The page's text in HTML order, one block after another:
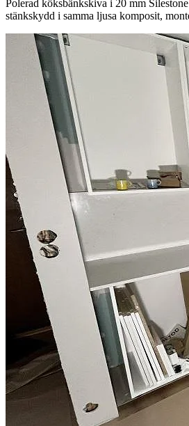
Polerad köksbänkskiva i 20 mm
stänkskydd i samma ljusa komposit,